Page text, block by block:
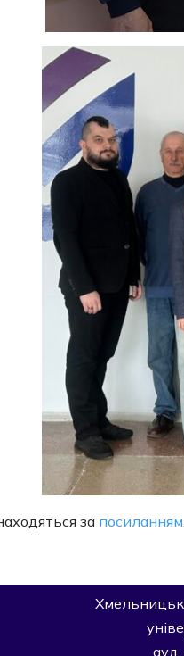
за посиланням.